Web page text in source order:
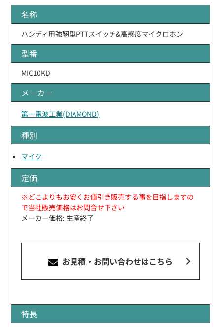
名称
ハンディ用強靭型PTTスイッチ&高感度マイクロホン
型番
MIC10KD
メーカー
第一電波工業(DIAMOND)
種別
マイク
定価
※どこよりもお安くお値引き販売する事を目指しますの
で当社販売価格はお問合せ下さい
メーカー価格: 生産終了
お見積・お問い合わせはこちら
特長